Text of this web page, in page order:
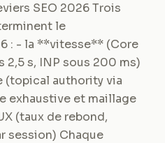
SEO 2026 Trois
le
: - la **vitesse** (Core
2,5 s, INP sous 200 ms)
authority via
exhaustive et maillage
(taux de rebond,
session) Chaque